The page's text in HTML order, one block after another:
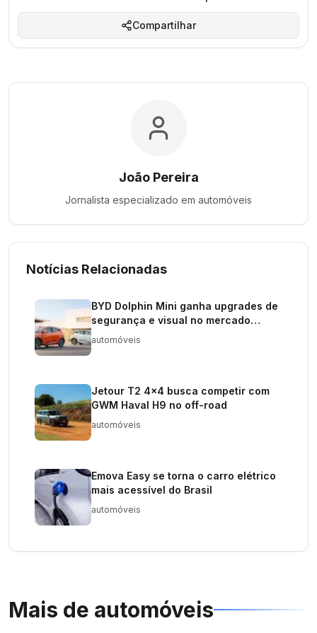
Compartilhar
João Pereira
Jornalista especializado em automóveis
Notícias Relacionadas
BYD Dolphin Mini ganha upgrades de
segurança e visual no mercado
chinês
automóveis
Jetour T2 4x4 busca competir com
GWM Haval H9 no off-road
automóveis
Emova Easy se torna o carro elétrico
mais acessível do Brasil
automóveis
Mais de automóveis